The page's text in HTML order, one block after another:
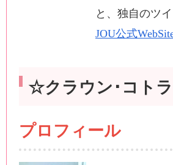
と、独自のツ
JOU公式
☆クラウン･コトラ
プロフィール